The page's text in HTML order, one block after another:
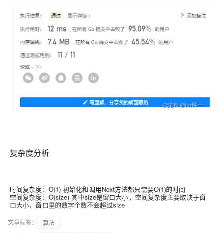
复杂度分析
时间复杂度：O(1) 初始化和调用Next方法都只需要O(1)的时间
空间复杂度：O(size) 其中size是窗口大小，空间复杂度主要取决于窗
口大小，窗口里的数字个数不会超过size
文章标签：
算法